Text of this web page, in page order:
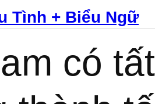
Tình + Biểu Ngữ
có